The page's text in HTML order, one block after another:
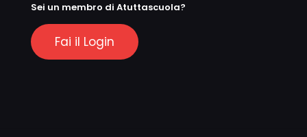
Sei un membro di Atuttascuola?
Fai il Login